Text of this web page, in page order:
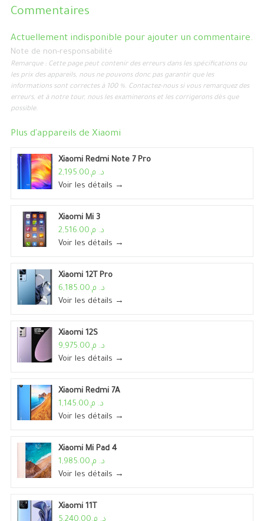
Commentaires
Actuellement indisponible pour ajouter un commentaire.
Note de non-responsabilité
Remarque : Cette page peut contenir des erreurs dans les spécifications ou
les prix des appareils, nous ne pouvons donc pas garantir que les
informations sont correctes à 100 %. Contactez-nous si vous remarquez des
erreurs, et à notre tour, nous les examinerons et les corrigerons dès que
possible.
Plus d'appareils de Xiaomi
Xiaomi Redmi Note 7 Pro
د. م.2,195.00
Voir les détails →
Xiaomi Mi 3
د. م.2,516.00
Voir les détails →
Xiaomi 12T Pro
د. م.6,185.00
Voir les détails →
Xiaomi 12S
د. م.9,975.00
Voir les détails →
Xiaomi Redmi 7A
د. م.1,145.00
Voir les détails →
Xiaomi Mi Pad 4
د. م.1,985.00
Voir les détails →
Xiaomi 11T